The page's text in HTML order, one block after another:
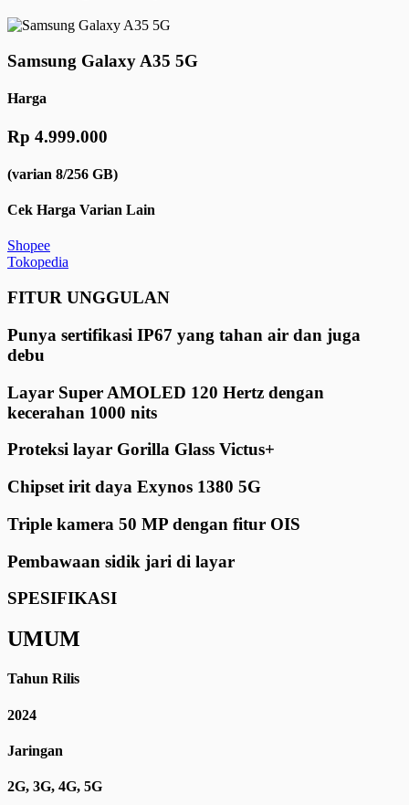
Samsung Galaxy A35 5G
Harga
Rp 4.999.000
(varian 8/256 GB)
Cek Harga Varian Lain
Shopee
Tokopedia
FITUR UNGGULAN
Punya sertifikasi IP67 yang tahan air dan juga
debu
Layar Super AMOLED 120 Hertz dengan
kecerahan 1000 nits
Proteksi layar Gorilla Glass Victus+
Chipset irit daya Exynos 1380 5G
Triple kamera 50 MP dengan fitur OIS
Pembawaan sidik jari di layar
SPESIFIKASI
UMUM
Tahun Rilis
2024
Jaringan
2G, 3G, 4G, 5G